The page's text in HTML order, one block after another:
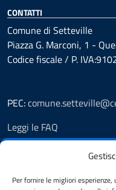
Per fornire le migliori
CONTATTI
Comune di Setteville
Piazza G. Marconi, 1 -
Codice fiscale / P.
PEC:
Leggi le FAQ
Prenotazioni
Segnalazione disservizio
Feedback